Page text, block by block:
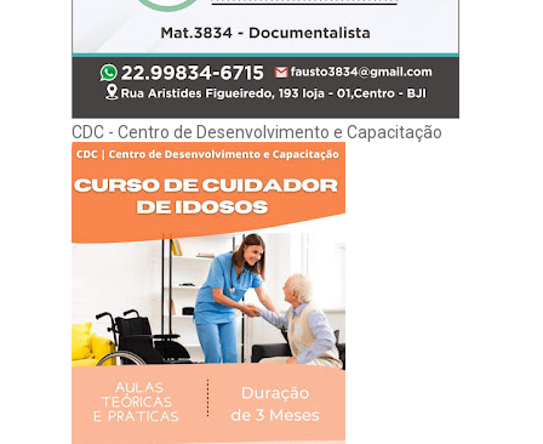
CDC - Centro de Desenvolvimento e Capacitação